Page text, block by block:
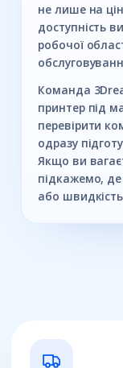
не лише на
доступність
робочої
Команда
принтер під
перевірити
одразу
Якщо ви
підкажемо, де
або